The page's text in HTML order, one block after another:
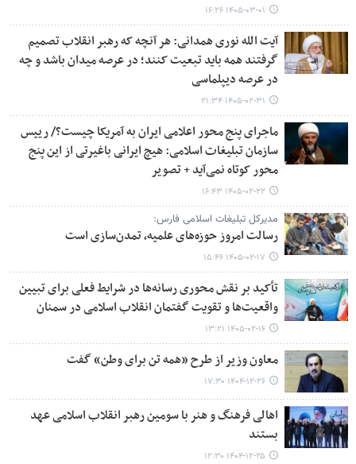
۱۴۰۵-۰۳-۰۱ ۱۶:۲۶
آیت الله نوری همدانی: هر آنچه که رهبر انقلاب تصمیم
گرفتند همه باید تبعیت کنند؛ در عرصه میدان باشد و چه
در عرصه دیپلماسی
۱۴۰۵-۰۲-۳۱ ۲۱:۳۴
ماجرای پنج محور اعلامی ایران به آمریکا چیست؟/ رییس
سازمان تبلیغات اسلامی: هیچ ایرانی باغیرتی از این پنج
محور کوتاه نمی‌آید + تصویر
۱۴۰۵-۰۲-۲۲ ۱۶:۴۳
مدیرکل تبلیغات اسلامی فارس:
رسالت امروز حوزه‌های علمیه، تمدن‌سازی است
۱۴۰۵-۰۲-۱۷ ۱۵:۴۶
تأکید بر نقش محوری رسانه‌ها در شرایط فعلی برای تبیین
واقعیت‌ها و تقویت گفتمان انقلاب اسلامی در سمنان
۱۴۰۵-۰۲-۱۶ ۱۳:۲۱
معاون وزیر از طرح «همه تن برای وطن» گفت
۱۴۰۴-۱۲-۲۶ ۱۷:۳۰
اهالی فرهنگ و هنر با سومین رهبر انقلاب اسلامی عهد
بستند
۱۴۰۴-۱۲-۲۵ ۱۲:۳۰